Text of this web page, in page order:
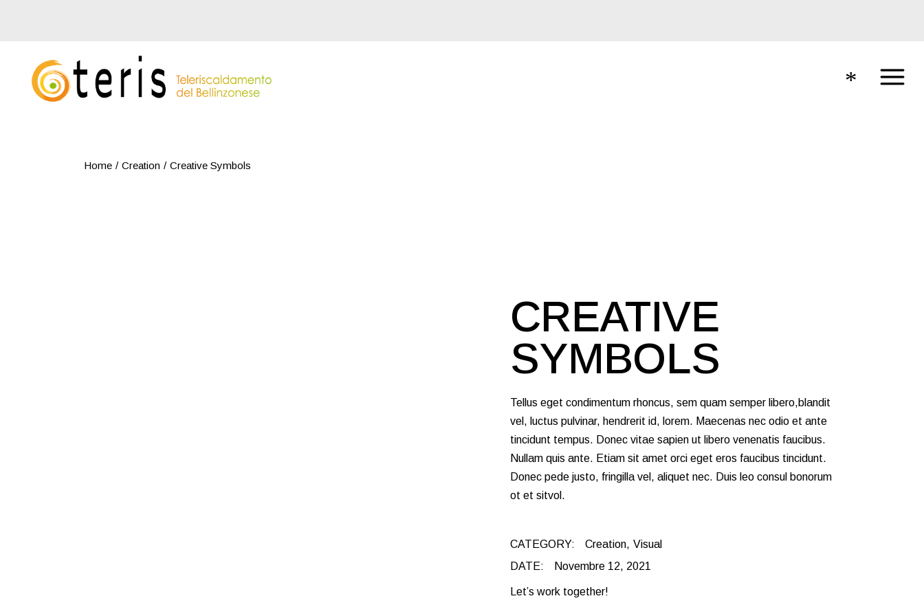
Home Creation Creative Symbols
CREATIVE
SYMBOLS
Tellus eget condimentum rhoncus, sem quam semper libero,blandit
vel, luctus pulvinar, hendrerit id, lorem. Maecenas nec odio et ante
tincidunt tempus. Donec vitae sapien ut libero venenatis faucibus.
Nullam quis ante. Etiam sit amet orci eget eros faucibus tincidunt.
Donec pede justo, fringilla vel, aliquet nec. Duis leo consul bonorum
ot et sitvol.
CATEGORY: Creation Visual
DATE:
Novembre 12, 2021
Let’s work together!